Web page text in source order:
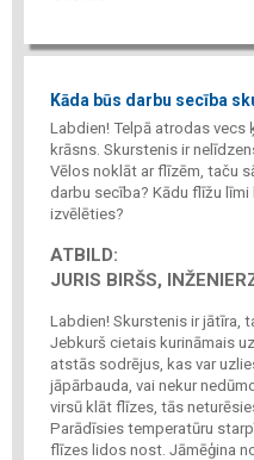
Kāda būs darbu secība
Labdien! Telpā atrodas vecs
krāsns. Skurstenis ir
Vēlos noklāt ar flīzēm, taču
darbu secība? Kādu flīžu
izvēlēties?
ATBILD:
JURIS BIRŠS,
Labdien! Skurstenis ir jātīra,
Jebkurš cietais kurināmais
atstās sodrējus, kas var
jāpārbauda, vai nekur
virsū klāt flīzes, tās
Parādīsies temperatūru
flīzes lidos nost. Jāmēģina